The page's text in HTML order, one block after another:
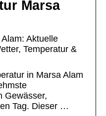
Marsa
Aktuelle
Temperatur &
in Marsa Alam
Gewässer,
Tag. Dieser …